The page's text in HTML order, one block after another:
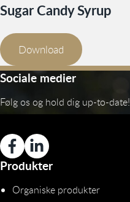
Sugar Candy Syrup
Download
Sociale medier
Følg os og hold dig up-to-date!
Produkter
Organiske produkter